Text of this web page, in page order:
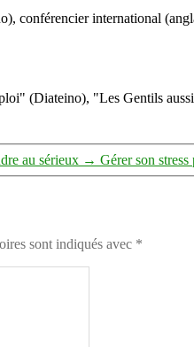
conférencier international
(Diateino), "Les Gentils
au sérieux → Gérer son
sont indiqués avec *